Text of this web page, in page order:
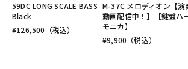
59DC LONG SCALE BASS
Black
¥126,500 （税込）
M-37C メロディオン【演
動画配信中！】【鍵盤ハ
モニカ】
¥9,900 （税込）